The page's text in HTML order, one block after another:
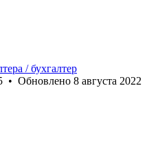
/ бухгалтер
• Обновлено 8 августа 2022